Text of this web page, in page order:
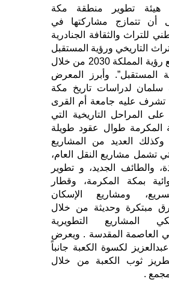
تطوير منطقة مكة
أن تتمازج مشاركتها في
للتراث والثقافة الجنادرية
التاريخي ورؤية المستقبل
التي تتواؤم مع رؤية المملكة 2030 من خلال
وأبرز المعرض
لدراسات تاريخ مكة
تشرف عليه جامعة أم القرى
على المراحل التاريخية التي
المكرمة طوال عقود طويلة
العديد من المشاريع
تشمل مشاريع النقل العام،
والطائف الجديد، و تطوير
بمكة المكرمة، وقطار
ومشاريع الإسكان
مبتكرة وحديثة من خلال
المشاريع التطويرية
العاصمة المقدسة . ويعرض
لكسوة الكعبة جانباً
ثوب الكعبة من خلال
.